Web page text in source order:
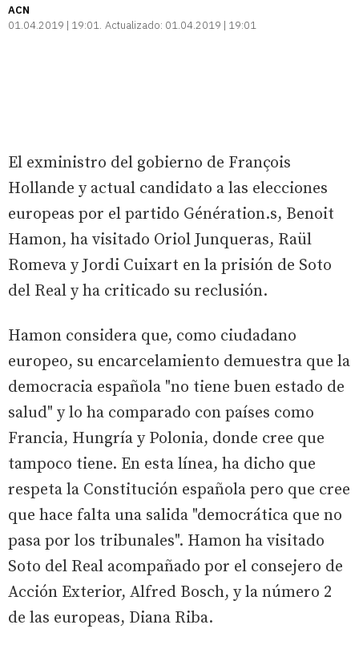
ACN
01.04.2019 | 19:01 Actualizado: 01.04.2019 | 19:01
El exministro del gobierno de François
Hollande y actual candidato a las elecciones
europeas por el partido Génération.s, Benoit
Hamon, ha visitado Oriol Junqueras, Raül
Romeva y Jordi Cuixart en la prisión de Soto
del Real y ha criticado su reclusión.
Hamon considera que, como ciudadano
europeo, su encarcelamiento demuestra que la
democracia española "no tiene buen estado de
salud" y lo ha comparado con países como
Francia, Hungría y Polonia, donde cree que
tampoco tiene. En esta línea, ha dicho que
respeta la Constitución española pero que cree
que hace falta una salida "democrática que no
pasa por los tribunales". Hamon ha visitado
Soto del Real acompañado por el consejero de
Acción Exterior, Alfred Bosch, y la número 2
de las europeas, Diana Riba.